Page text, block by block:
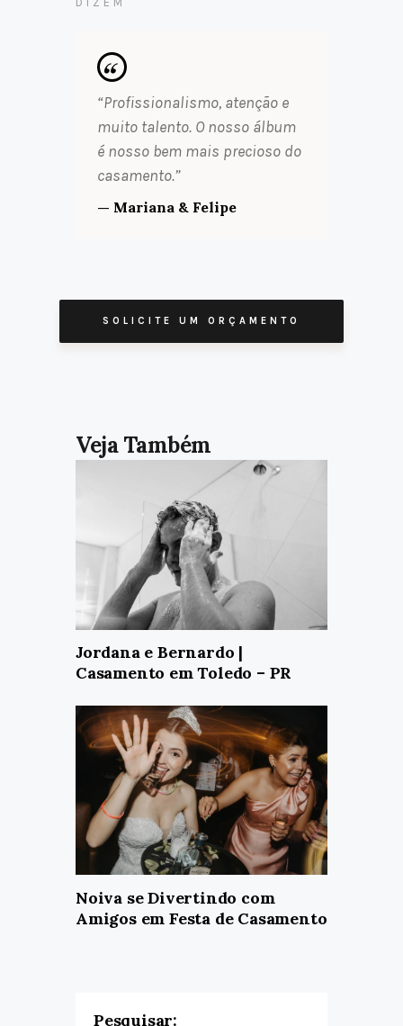
“Profissionalismo, atenção e
muito talento. O nosso álbum
é nosso bem mais precioso do
casamento.”
— Mariana & Felipe
SOLICITE UM ORÇAMENTO
Jordana e Bernardo |
Casamento em Toledo – PR
Noiva se Divertindo com
Amigos em Festa de Casamento
Pesquisar: